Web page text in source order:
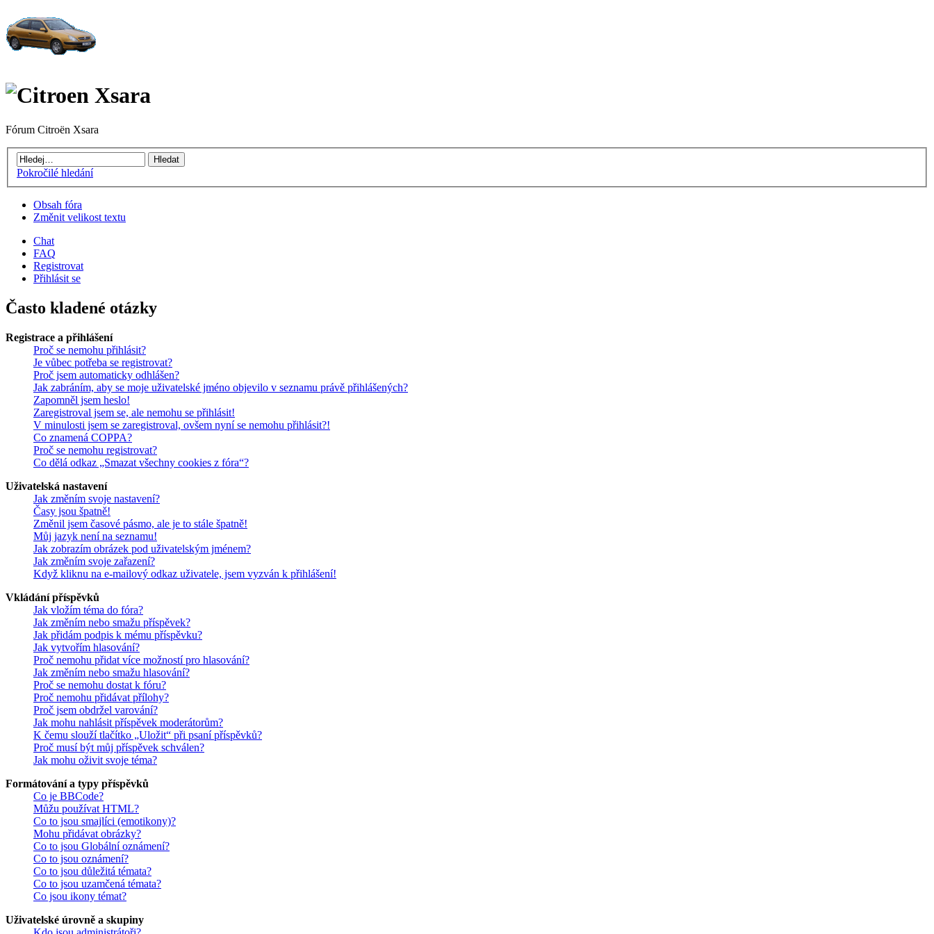
Fórum Citroën Xsara
Pokročilé hledání
Obsah fóra
Změnit velikost textu
Chat
FAQ
Registrovat
Přihlásit se
Často kladené otázky
Registrace a přihlášení
Proč se nemohu přihlásit?
Je vůbec potřeba se registrovat?
Proč jsem automaticky odhlášen?
Jak zabráním, aby se moje uživatelské jméno objevilo v seznamu právě přihlášených?
Zapomněl jsem heslo!
Zaregistroval jsem se, ale nemohu se přihlásit!
V minulosti jsem se zaregistroval, ovšem nyní se nemohu přihlásit?!
Co znamená COPPA?
Proč se nemohu registrovat?
Co dělá odkaz „Smazat všechny cookies z fóra“?
Uživatelská nastavení
Jak změním svoje nastavení?
Časy jsou špatně!
Změnil jsem časové pásmo, ale je to stále špatně!
Můj jazyk není na seznamu!
Jak zobrazím obrázek pod uživatelským jménem?
Jak změním svoje zařazení?
Když kliknu na e-mailový odkaz uživatele, jsem vyzván k přihlášení!
Vkládání příspěvků
Jak vložím téma do fóra?
Jak změním nebo smažu příspěvek?
Jak přidám podpis k mému příspěvku?
Jak vytvořím hlasování?
Proč nemohu přidat více možností pro hlasování?
Jak změním nebo smažu hlasování?
Proč se nemohu dostat k fóru?
Proč nemohu přidávat přílohy?
Proč jsem obdržel varování?
Jak mohu nahlásit příspěvek moderátorům?
K čemu slouží tlačítko „Uložit“ při psaní příspěvků?
Proč musí být můj příspěvek schválen?
Jak mohu oživit svoje téma?
Formátování a typy příspěvků
Co je BBCode?
Můžu používat HTML?
Co to jsou smajlíci (emotikony)?
Mohu přidávat obrázky?
Co to jsou Globální oznámení?
Co to jsou oznámení?
Co to jsou důležitá témata?
Co to jsou uzamčená témata?
Co jsou ikony témat?
Uživatelské úrovně a skupiny